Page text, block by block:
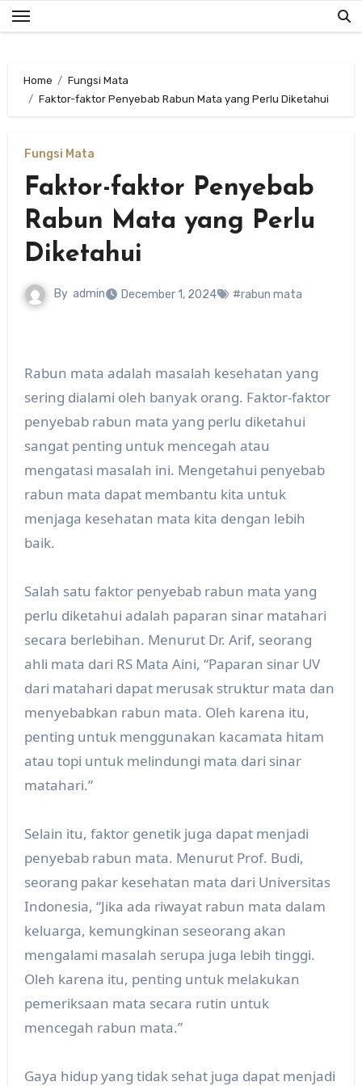
Skip
to
Home
Fungsi Mata
Faktor-faktor Penyebab Rabun Mata yang Perlu Diketahui
Fungsi Mata
Faktor-faktor Penyebab
Rabun Mata yang Perlu
Diketahui
By admin December 1, 2024 #rabun mata
Rabun mata adalah masalah kesehatan yang
sering dialami oleh banyak orang. Faktor-faktor
penyebab rabun mata yang perlu diketahui
sangat penting untuk mencegah atau
mengatasi masalah ini. Mengetahui penyebab
rabun mata dapat membantu kita untuk
menjaga kesehatan mata kita dengan lebih
baik.
Salah satu faktor penyebab rabun mata yang
perlu diketahui adalah paparan sinar matahari
secara berlebihan. Menurut Dr. Arif, seorang
ahli mata dari RS Mata Aini, “Paparan sinar UV
dari matahari dapat merusak struktur mata dan
menyebabkan rabun mata. Oleh karena itu,
penting untuk menggunakan kacamata hitam
atau topi untuk melindungi mata dari sinar
matahari.”
Selain itu, faktor genetik juga dapat menjadi
penyebab rabun mata. Menurut Prof. Budi,
seorang pakar kesehatan mata dari Universitas
Indonesia, “Jika ada riwayat rabun mata dalam
keluarga, kemungkinan seseorang akan
mengalami masalah serupa juga lebih tinggi.
Oleh karena itu, penting untuk melakukan
pemeriksaan mata secara rutin untuk
mencegah rabun mata.”
Gaya hidup yang tidak sehat juga dapat menjadi